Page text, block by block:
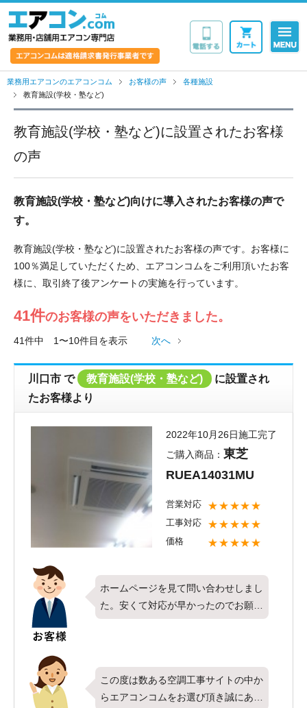
業務用エアコンのエアコンコム お客様の声
各種施設
教育施設(学校・塾など)
教育施設(学校・塾など)に設置されたお客様
の声
教育施設(学校・塾など)向けに導入されたお客様の声で
す。
教育施設(学校・塾など)に設置されたお客様の声です。お客様に
100％満足していただくため、エアコンコムをご利用頂いたお客
様に、取引終了後アンケートの実施を行っています。
41件のお客様の声をいただきました。
41件中 1〜10件目を表示 次へ
川口市 で 教育施設(学校・塾など)
に設置され
たお客様より
2022年10月26日施工完了
ご購入商品： 東芝
RUEA14031MU
営業対応 ★★★★★
工事対応 ★★★★★
価格 ★★★★★
ホームページを見て問い合わせしまし
た。安くて対応が早かったのでお願い
しました。やりとりがスムーズで良！
この度は数ある空調工事サイトの中か
らエアコンコムをお選び頂き誠にあり